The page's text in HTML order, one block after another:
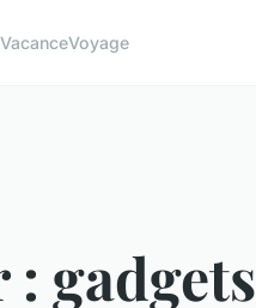
VacanceVoyage
gadgets